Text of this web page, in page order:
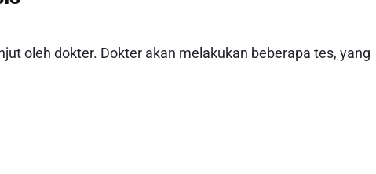
oleh dokter. Dokter akan melakukan beberapa tes, yang